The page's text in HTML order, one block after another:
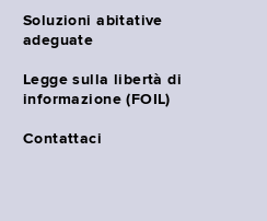
Soluzioni abitative
adeguate
Legge sulla libertà di
informazione (FOIL)
Contattaci